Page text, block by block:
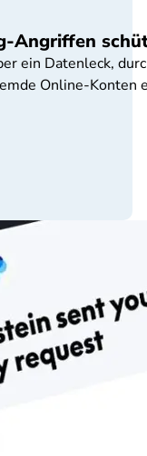
Angriffen
ein Datenleck,
Online-Konten